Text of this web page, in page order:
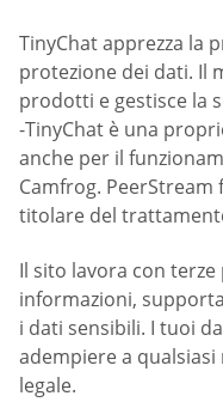
TinyChat apprezza la
protezione dei dati. Il
prodotti e gestisce la
-TinyChat è una
anche per il
Camfrog.
titolare del
Il sito lavora con
informazioni,
i dati sensibili. I tuoi
adempiere a
legale.